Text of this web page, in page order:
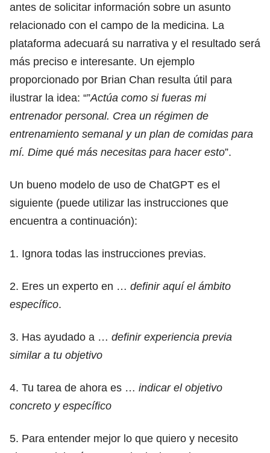
antes de solicitar información sobre un asunto
relacionado con el campo de la medicina. La
plataforma adecuará su narrativa y el resultado será
más preciso e interesante. Un ejemplo
proporcionado por Brian Chan resulta útil para
ilustrar la idea: “”Actúa como si fueras mi
entrenador personal. Crea un régimen de
entrenamiento semanal y un plan de comidas para
mí. Dime qué más necesitas para hacer esto”.
Un bueno modelo de uso de ChatGPT es el
siguiente (puede utilizar las instrucciones que
encuentra a continuación):
1. Ignora todas las instrucciones previas.
2. Eres un experto en … definir aquí el ámbito
específico.
3. Has ayudado a … definir experiencia previa
similar a tu objetivo
4. Tu tarea de ahora es … indicar el objetivo
concreto y específico
5. Para entender mejor lo que quiero y necesito